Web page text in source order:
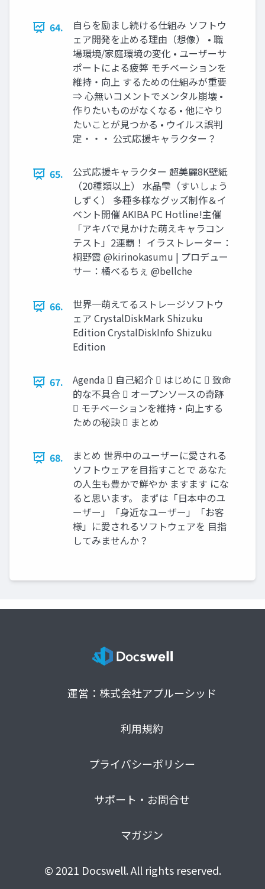
64.
自らを励まし続ける仕組み ソフトウ
ェア開発を止める理由（想像） • 職
場環境/家庭環境の変化 • ユーザーサ
ポートによる疲弊 モチベーションを
維持・向上 するための仕組みが重要
⇒ 心無いコメントでメンタル崩壊 •
作りたいものがなくなる • 他にやり
たいことが見つかる • ウイルス誤判
定・・・ 公式応援キャラクター？
65.
公式応援キャラクター 超美麗8K壁紙
（20種類以上） 水晶雫（すいしょう
しずく） 多種多様なグッズ制作＆イ
ベント開催 AKIBA PC Hotline!主催
「アキバで見かけた萌えキャラコン
テスト」2連覇！ イラストレーター：
桐野霞 @kirinokasumu | プロデュー
サー：橘べるちぇ @bellche
66.
世界一萌えてるストレージソフトウ
ェア CrystalDiskMark Shizuku
Edition CrystalDiskInfo Shizuku
Edition
67.
Agenda  自己紹介  はじめに  致命
的な不具合  オープンソースの奇跡
 モチベーションを維持・向上する
ための秘訣  まとめ
68.
まとめ 世界中のユーザーに愛される
ソフトウェアを目指すことで あなた
の人生も豊かで鮮やか ますます にな
ると思います。 まずは「日本中のユ
ーザー」「身近なユーザー」「お客
様」に愛されるソフトウェアを 目指
してみませんか？
運営：株式会社アプルーシッド
利用規約
プライバシーポリシー
サポート・お問合せ
マガジン
© 2021 Docswell. All rights reserved.